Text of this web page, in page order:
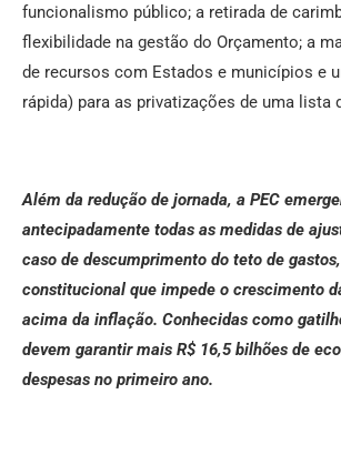
funcionalismo público; a retirada de
flexibilidade na gestão do Orçamento; a
de recursos com Estados e municípios e
rápida) para as privatizações de uma lista
Além da redução de jornada, a PEC
antecipadamente todas as medidas de
caso de descumprimento do teto de
constitucional que impede o crescimento
acima da inflação. Conhecidas como
devem garantir mais R$ 16,5 bilhões de
despesas no primeiro ano.